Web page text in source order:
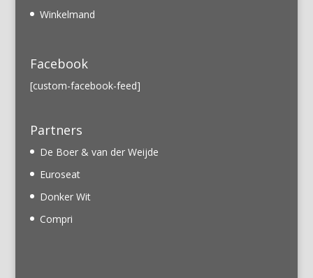
Winkelmand
Facebook
[custom-facebook-feed]
Partners
De Boer & van der Weijde
Euroseat
Donker Wit
Compri